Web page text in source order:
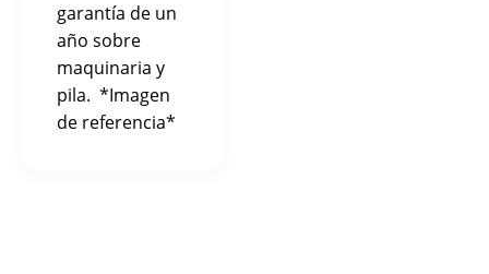
garantía de un
año sobre
maquinaria y
pila. *Imagen
de referencia*